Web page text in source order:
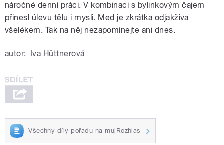
náročné denní práci. V kombinaci s bylinkovým čajem
přinesl úlevu tělu i mysli. Med je zkrátka odjakživa
všelékem. Tak na něj nezapomínejte ani dnes.
autor: Iva Hüttnerová
Všechny díly pořadu na mujRozhlas